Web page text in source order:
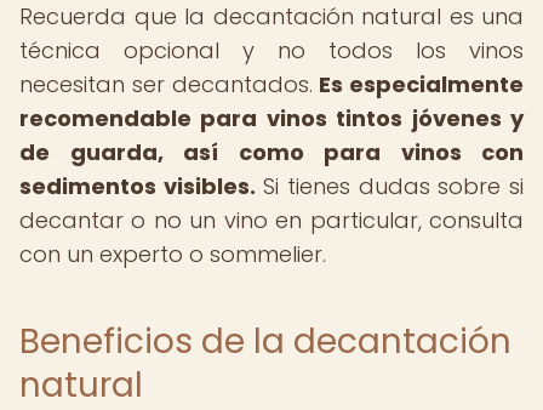
Recuerda que la decantación natural es una
técnica opcional y no todos los vinos
necesitan ser decantados. Es especialmente
recomendable para vinos tintos jóvenes y
de guarda, así como para vinos con
sedimentos visibles. Si tienes dudas sobre si
decantar o no un vino en particular, consulta
con un experto o sommelier.
Beneficios de la decantación
natural